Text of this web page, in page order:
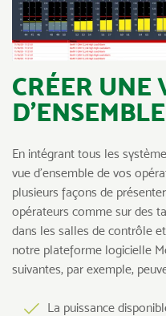
CRÉER UNE
D’ENSEMBLE
En intégrant tous les
vue d’ensemble de vos
plusieurs façons de
opérateurs comme sur des
dans les salles de contrôle
notre plateforme logicielle
suivantes, par exemple,
La puissance